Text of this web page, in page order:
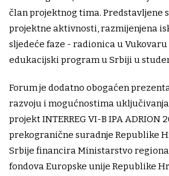
član projektnog tima. Predstavljene
projektne aktivnosti, razmijenjena
sljedeće faze - radionica u
edukacijski program u Srbiji u
Forum je dodatno obogaćen
razvoju i mogućnostima
projekt INTERREG VI-B IPA ADRION
prekogranične suradnje Republike
Srbije financira Ministarstvo
fondova Europske unije Republike